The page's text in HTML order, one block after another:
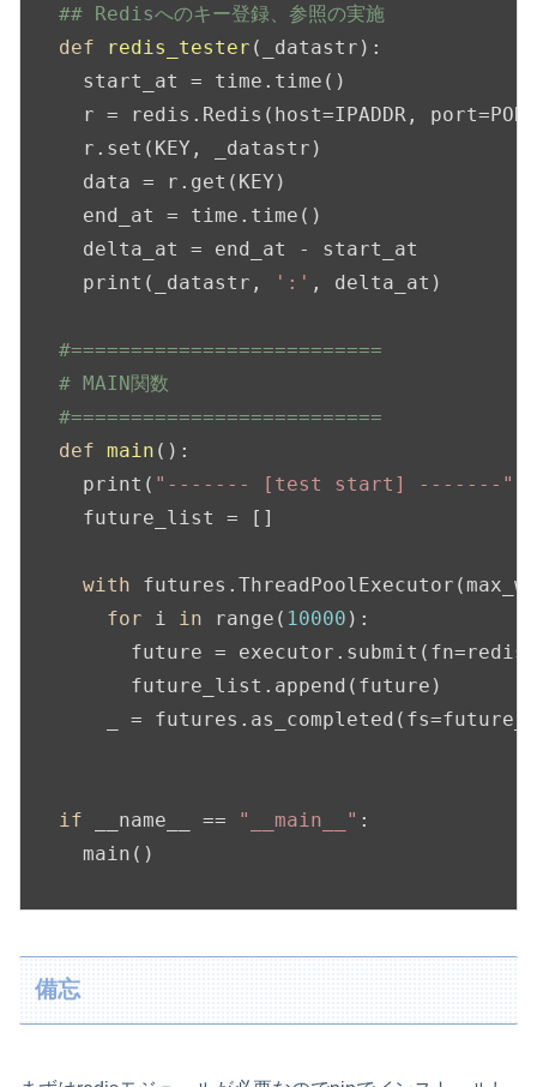
## Redisへのキー登録、参照の実施
def
redis_tester (_datastr) :
  start_at = time.time()
r = redis.Redis(host=IPADDR,
  r.set(KEY, _datastr)
  data = r.get(KEY)
  end_at = time.time()
  delta_at = end_at - start_at
  print(_datastr,
':' , delta_at)
#==========================
# MAIN関数
#==========================
def main () :
  print(
"------- [test start] -------"
  future_list = []
with
for i in range( 10000 ):
future =
      future_list.append(future)
_ =
if __name__ == "__main__" :
備忘